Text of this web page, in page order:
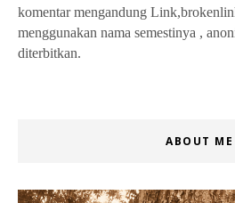
komentar mengandung
menggunakan nama semestinya ,
diterbitkan.
ABOUT ME